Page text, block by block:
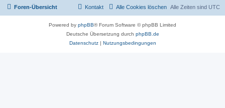
Foren-Übersicht Alle Zeiten sind UTC
Alle Cookies löschen
Kontakt
Powered by phpBB® Forum Software © phpBB Limited
Deutsche Übersetzung durch phpBB.de
Datenschutz| Nutzungsbedingungen